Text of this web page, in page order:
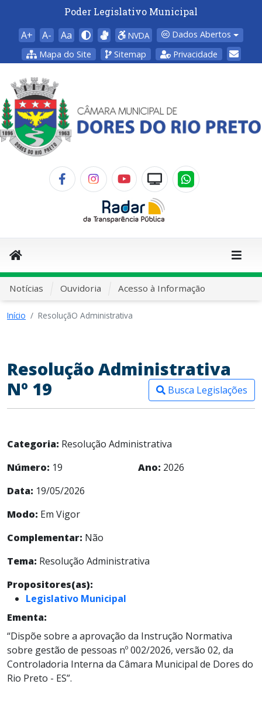
Poder Legislativo Municipal
A+ A- Aa NVDA
Dados Abertos
Mapa do Site
Sitemap Privacidade
Notícias Ouvidoria Acesso à Informação
Início ResoluçãO Administrativa
Resolução Administrativa
Nº 19
Busca Legislações
Categoria: Resolução Administrativa
Número: 19 Ano: 2026
Data: 19/05/2026
Modo: Em Vigor
Complementar: Não
Tema: Resolução Administrativa
Propositores(as):
Legislativo Municipal
Ementa:
“Dispõe sobre a aprovação da Instrução Normativa
sobre gestão de pessoas nº 002/2026, versão 02, da
Controladoria Interna da Câmara Municipal de Dores do
Rio Preto - ES”.